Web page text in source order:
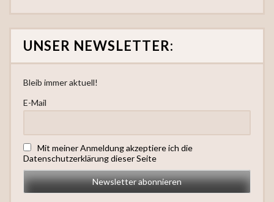
UNSER NEWSLETTER:
Bleib immer aktuell!
E-Mail
Mit meiner Anmeldung akzeptiere ich die
Datenschutzerklärung dieser Seite